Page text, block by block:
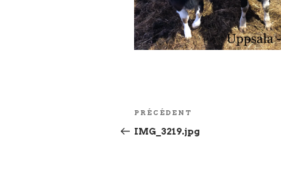
Navigation
de
Article
précédent
PRÉCÉDENT
IMG_3219.jpg